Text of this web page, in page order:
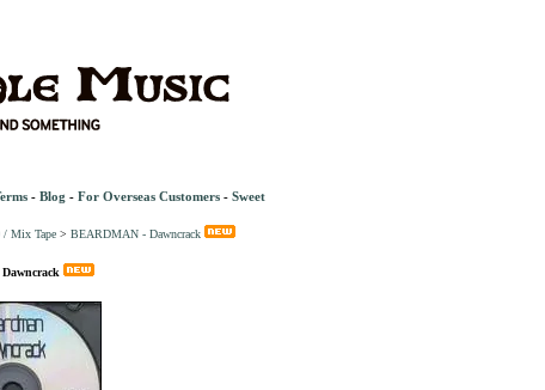
- Blog - For Overseas Customers - Sweet
Mix Tape > BEARDMAN - Dawncrack